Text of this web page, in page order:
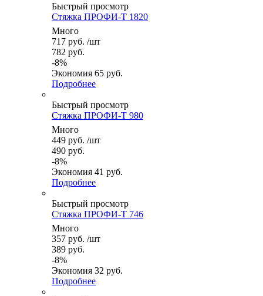
Быстрый просмотр
Стяжка ПРОФИ-Т 1820
Много
717 руб. /шт
782 руб.
-8%
Экономия 65 руб.
Подробнее
Быстрый просмотр
Стяжка ПРОФИ-Т 980
Много
449 руб. /шт
490 руб.
-8%
Экономия 41 руб.
Подробнее
Быстрый просмотр
Стяжка ПРОФИ-Т 746
Много
357 руб. /шт
389 руб.
-8%
Экономия 32 руб.
Подробнее